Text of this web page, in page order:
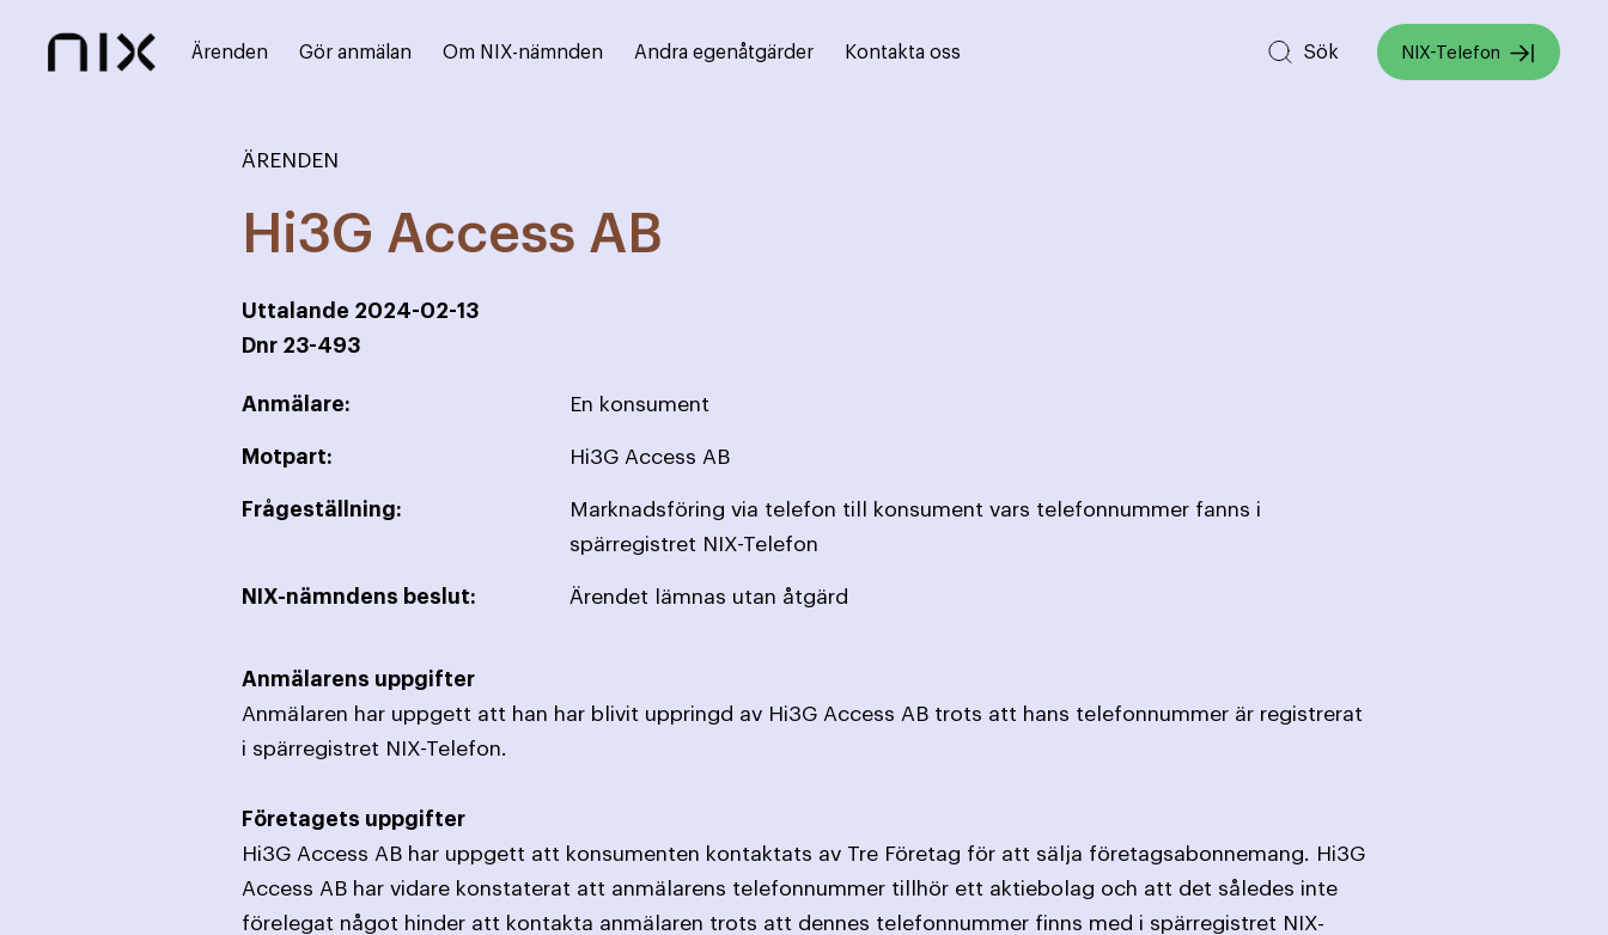
Ärenden Gör anmälan Om NIX-nämnden Andra egenåtgärder Kontakta oss Sök NIX-Telefon
ÄRENDEN
Hi3G Access AB
Uttalande 2024-02-13
Dnr 23-493
Anmälare: En konsument
Motpart: Hi3G Access AB
Frågeställning:
Marknadsföring via telefon till konsument vars telefonnummer fanns i
spärregistret NIX-Telefon
NIX-nämndens beslut: Ärendet lämnas utan åtgärd
Anmälarens uppgifter
Anmälaren har uppgett att han har blivit uppringd av Hi3G Access AB trots att hans telefonnummer är registrerat
i spärregistret NIX-Telefon.
Företagets uppgifter
Hi3G Access AB har uppgett att konsumenten kontaktats av Tre Företag för att sälja företagsabonnemang. Hi3G
Access AB har vidare konstaterat att anmälarens telefonnummer tillhör ett aktiebolag och att det således inte
förelegat något hinder att kontakta anmälaren trots att dennes telefonnummer finns med i spärregistret NIX-